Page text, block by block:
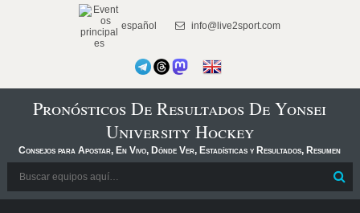
español info@live2sport.com
Pronósticos De Resultados De Yonsei
University Hockey
Consejos para Apostar, En Vivo, Dónde Ver, Estadísticas y Resultados, Resumen